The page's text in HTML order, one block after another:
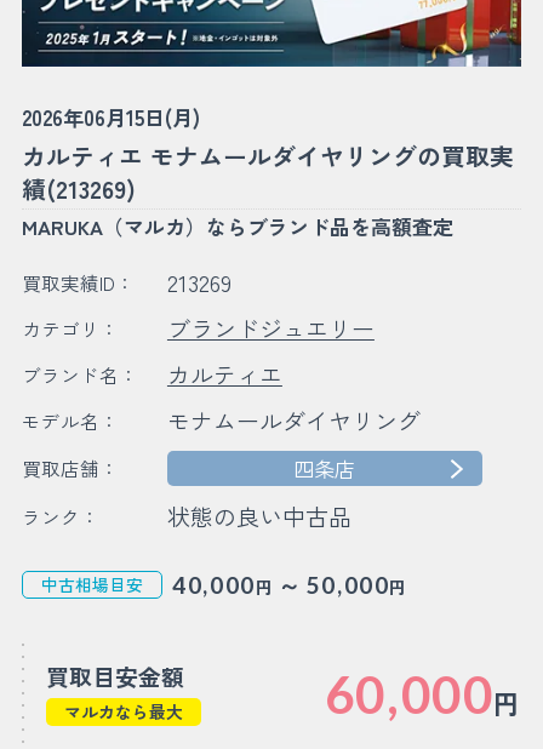
2026年06月15日(月)
カルティエ モナムールダイヤリングの買取実
績(213269)
MARUKA（マルカ）ならブランド品を高額査定
買取実績ID： 213269
カテゴリ： ブランドジュエリー
ブランド名： カルティエ
モデル名： モナムールダイヤリング
買取店舗： 四条店
ランク： 状態の良い中古品
中古相場目安 40,000円 ～ 50,000円
買取目安金額
マルカなら最大 60,000円